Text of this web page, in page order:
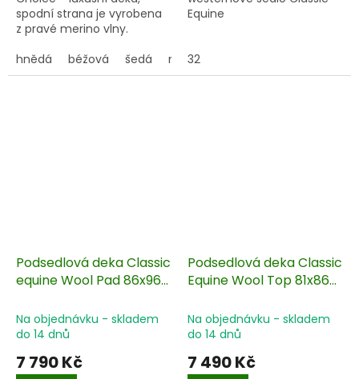
spodní strana je vyrobena
z pravé merino vlny.
hnědá
béžová šedá modrá
Equine
32
Podsedlová deka Classic
equine Wool Pad 86x96
Na objednávku - skladem
do 14 dnů
7 790 Kč
Podsedlová deka Classic
Equine Wool Top 81x86
Na objednávku - skladem
do 14 dnů
7 490 Kč